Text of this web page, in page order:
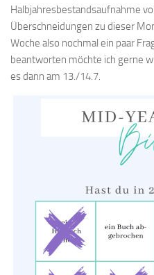
Halbjahresbestandsaufnahme
Überschneidungen zu dieser
Woche also nochmal ein paar
beantworten möchte ich gerne
es dann am 13./14.7.